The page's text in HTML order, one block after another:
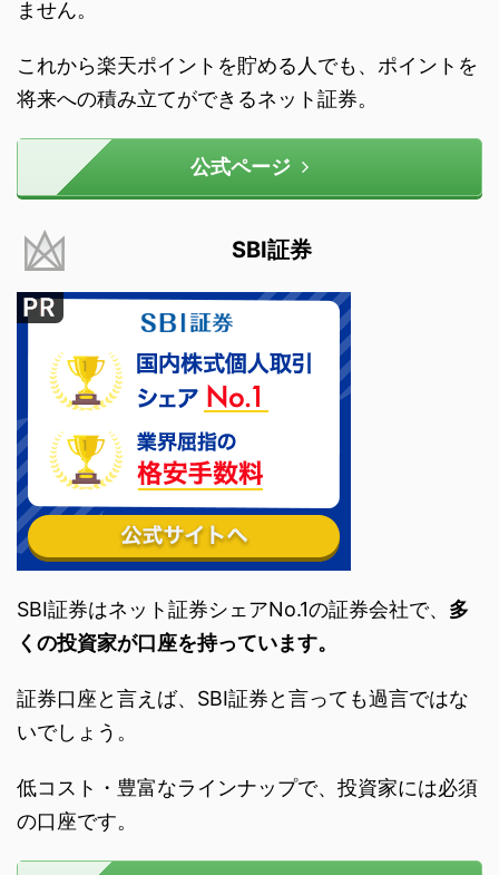
ません。
これから楽天ポイントを貯める人でも、ポイントを
将来への積み立てができるネット証券。
公式ページ
SBI証券
SBI証券はネット証券シェアNo.1の証券会社で、 多
くの投資家が口座を持っています。
証券口座と言えば、SBI証券と言っても過言ではな
いでしょう。
低コスト・豊富なラインナップで、投資家には必須
の口座です。